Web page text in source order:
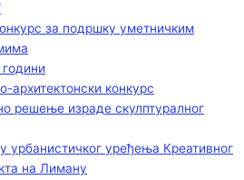
за подршку уметничким
архитектонски конкурс
решење израде скулптуралног
урбанистичког уређења Креативног
на Лиману